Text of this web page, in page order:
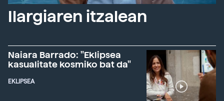
Ilargiaren itzalean
Naiara Barrado: "Eklipsea
kasualitate kosmiko bat da"
EKLIPSEA